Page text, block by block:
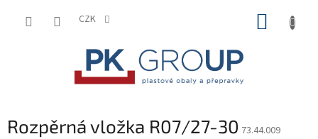
CZK
Rozpěrná vložka R07/27-30 73.44.009